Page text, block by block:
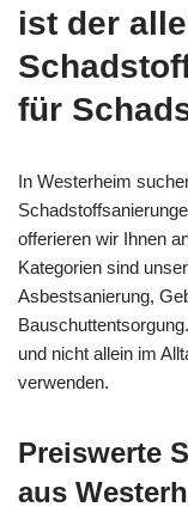
ist der
für
In Westerheim
offerieren wir Ihnen
Kategorien sind
Asbestsanierung,
und nicht allein im
verwenden.
Preiswerte
aus